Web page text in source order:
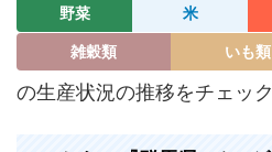
野菜 米
雑穀類 いも類
の生産状況の推移をチェック